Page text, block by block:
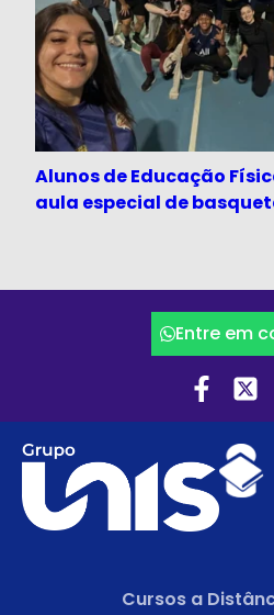
Alunos de Educação
aula especial de
Entre em
Cursos a